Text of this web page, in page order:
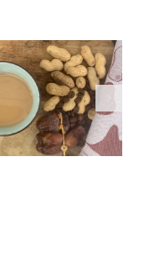
Café de